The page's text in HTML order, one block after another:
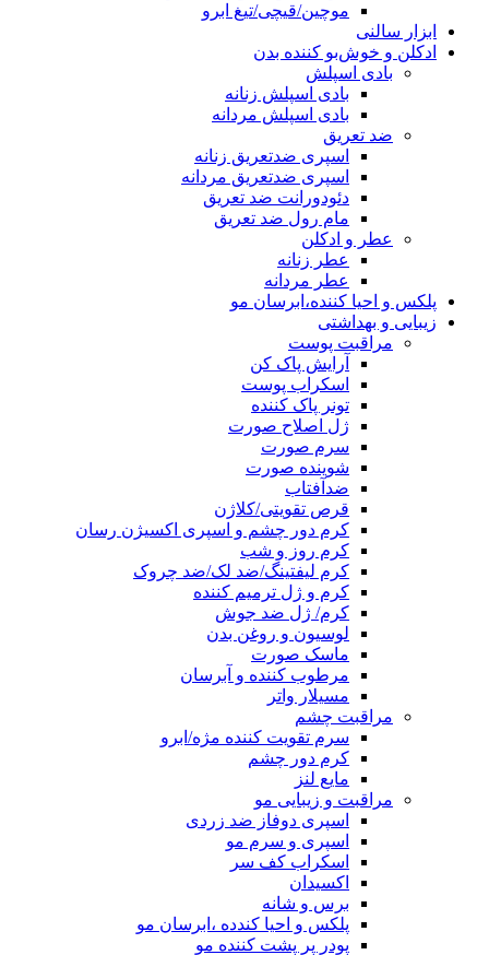
موچین/قیچی/تیغ ابرو
ابزار سالنی
ادکلن و خوش‌بو کننده بدن
بادی اسپلش
بادی اسپلش زنانه
بادی اسپلش مردانه
ضد تعریق
اسپری ضدتعریق زنانه
اسپری ضدتعریق مردانه
دئودورانت ضد تعریق
مام رول ضد تعریق
عطر و ادکلن
عطر زنانه
عطر مردانه
پلکس و احیا کننده،ابرسان مو
زیبایی و بهداشتی
مراقبت پوست
آرایش پاک کن
اسکراب پوست
تونر پاک کننده
ژل اصلاح صورت
سرم صورت
شوینده صورت
ضدآفتاب
قرص تقویتی/کلاژن
کرم دور چشم و اسپری اکسیژن رسان
کرم روز و شب
کرم لیفتینگ/ضد لک/ضد چروک
کرم و ژل ترمیم کننده
کرم/ ژل ضد جوش
لوسیون و روغن بدن
ماسک صورت
مرطوب کننده و آبرسان
مسیلار واتر
مراقبت چشم
سرم تقویت کننده مژه/ابرو
کرم دور چشم
مایع لنز
مراقبت و زیبایی مو
اسپری دوفاز ضد زردی
اسپری و سرم مو
اسکراب کف سر
اکسیدان
برس و شانه
پلکس و احیا کندده ،ابرسان مو
پودر پر پشت کننده مو